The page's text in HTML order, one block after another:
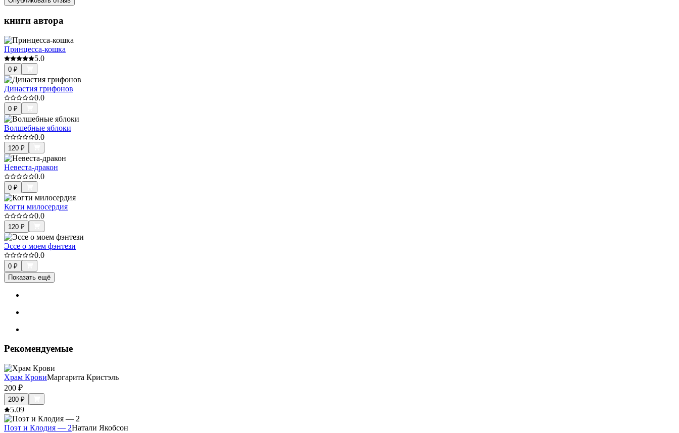
книги автора
Принцесса-кошка
5.0
0 ₽
Династия грифонов
0.0
0 ₽
Волшебные яблоки
0.0
120 ₽
Невеста-дракон
0.0
0 ₽
Когти милосердия
0.0
120 ₽
Эссе о моем фэнтези
0.0
0 ₽
Показать ещё
Рекомендуемые
Храм КровиМаргарита Кристэль
200 ₽
200 ₽
5.09
Поэт и Клодия — 2Натали Якобсон